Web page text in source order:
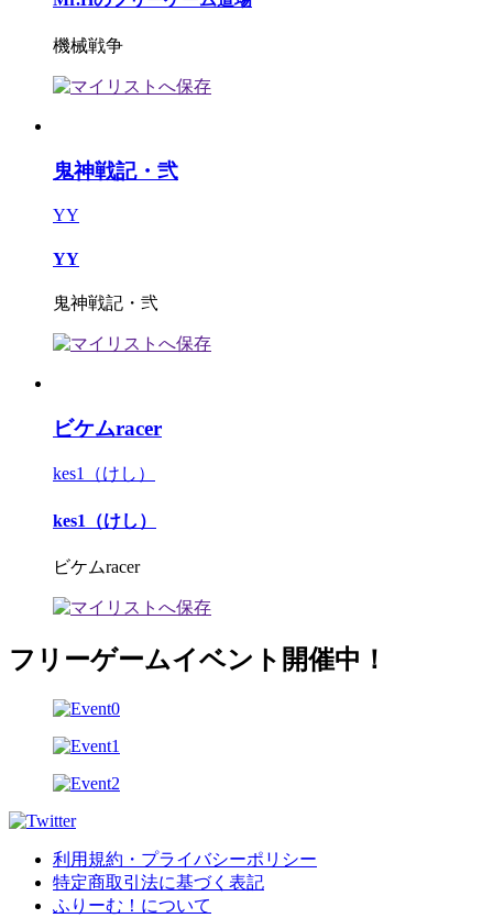
機械戦争
鬼神戦記・弐
YY
YY
鬼神戦記・弐
ビケムracer
kes1（けし）
kes1（けし）
ビケムracer
フリーゲームイベント開催中！
利用規約・プライバシーポリシー
特定商取引法に基づく表記
ふりーむ！について